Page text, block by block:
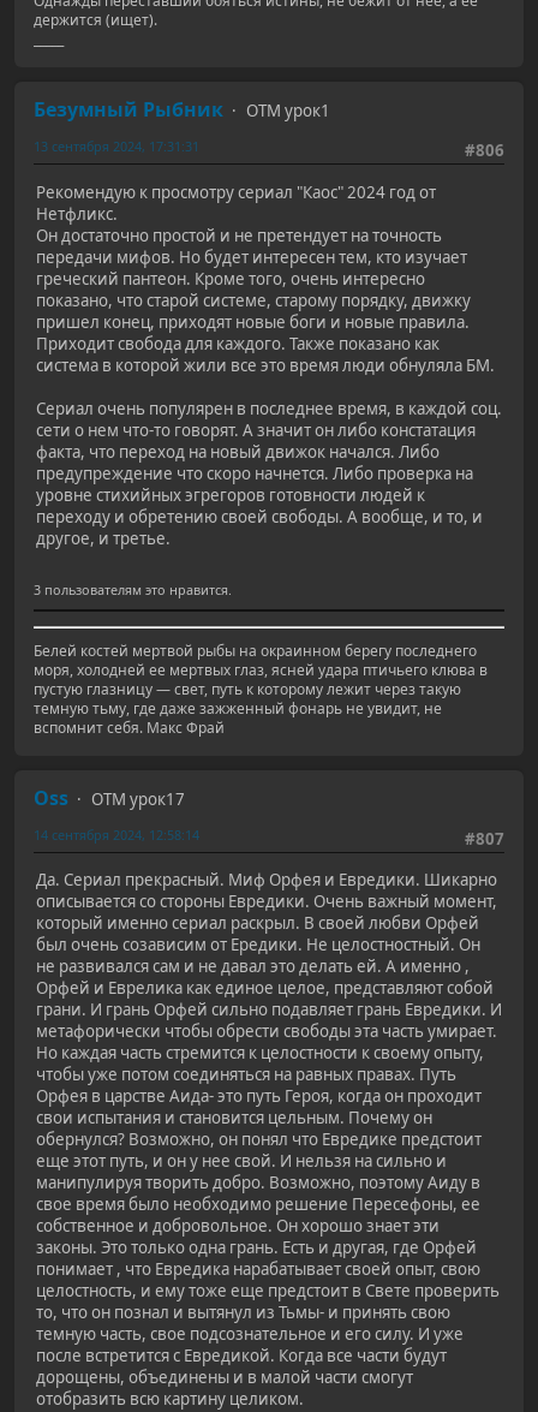
держится (ищет).
Безумный Рыбник
ОТМ урок1
#806
13 сентября 2024, 17:31:31
Рекомендую к просмотру сериал "Каос" 2024 год от
Нетфликс.
Он достаточно простой и не претендует на точность
передачи мифов. Но будет интересен тем, кто изучает
греческий пантеон. Кроме того, очень интересно
показано, что старой системе, старому порядку, движку
пришел конец, приходят новые боги и новые правила.
Приходит свобода для каждого. Также показано как
система в которой жили все это время люди обнуляла БМ.
Сериал очень популярен в последнее время, в каждой соц.
сети о нем что-то говорят. А значит он либо констатация
факта, что переход на новый движок начался. Либо
предупреждение что скоро начнется. Либо проверка на
уровне стихийных эгрегоров готовности людей к
переходу и обретению своей свободы. А вообще, и то, и
другое, и третье.
3 пользователям это нравится.
Белей костей мертвой рыбы на окраинном берегу последнего
моря, холодней ее мертвых глаз, ясней удара птичьего клюва в
пустую глазницу — свет, путь к которому лежит через такую
темную тьму, где даже зажженный фонарь не увидит, не
вспомнит себя. Макс Фрай
Oss
ОТМ урок17
#807
14 сентября 2024, 12:58:14
Да. Сериал прекрасный. Миф Орфея и Евредики. Шикарно
описывается со стороны Евредики. Очень важный момент,
который именно сериал раскрыл. В своей любви Орфей
был очень созависим от Ередики. Не целостностный. Он
не развивался сам и не давал это делать ей. А именно ,
Орфей и Еврелика как единое целое, представляют собой
грани. И грань Орфей сильно подавляет грань Евредики. И
метафорически чтобы обрести свободы эта часть умирает.
Но каждая часть стремится к целостности к своему опыту,
чтобы уже потом соединяться на равных правах. Путь
Орфея в царстве Аида- это путь Героя, когда он проходит
свои испытания и становится цельным. Почему он
обернулся? Возможно, он понял что Евредике предстоит
еще этот путь, и он у нее свой. И нельзя на сильно и
манипулируя творить добро. Возможно, поэтому Аиду в
свое время было необходимо решение Пересефоны, ее
собственное и добровольное. Он хорошо знает эти
законы. Это только одна грань. Есть и другая, где Орфей
понимает , что Евредика нарабатывает своей опыт, свою
целостность, и ему тоже еще предстоит в Свете проверить
то, что он познал и вытянул из Тьмы- и принять свою
темную часть, свое подсознательное и его силу. И уже
после встретится с Евредикой. Когда все части будут
дорощены, объединены и в малой части смогут
отобразить всю картину целиком.